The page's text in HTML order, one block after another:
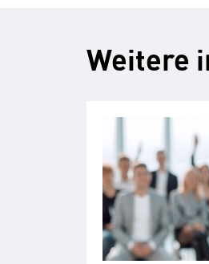
Weitere